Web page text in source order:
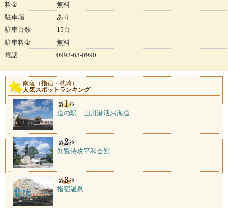
料金
無料
駐車場
あり
駐車台数
15台
駐車料金
無料
電話
0993-63-0990
南薩（指宿・枕崎）
人気スポットランキング
道の駅 山川港活お海道
知覧特攻平和会館
指宿温泉